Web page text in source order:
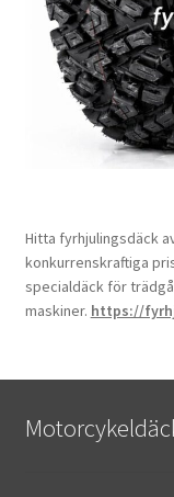
Hitta fyrhjulingsdäck
konkurrenskraftiga
specialdäck för
maskiner. https://